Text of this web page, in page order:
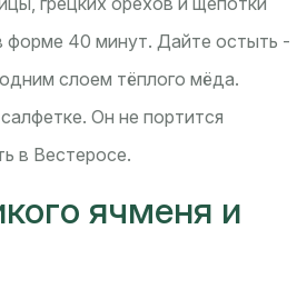
форме 40 минут. Дайте остыть -
слоем тёплого мёда.
Он не портится
в Вестеросе.
ячменя и